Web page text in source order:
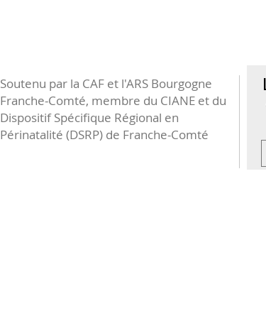
Soutenu par la CAF et l'ARS Bourgogne
Franche-Comté, membre du CIANE et du
Dispositif Spécifique Régional en
Périnatalité (DSRP) de Franche-Comté